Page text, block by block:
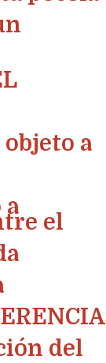
a
a
el
del